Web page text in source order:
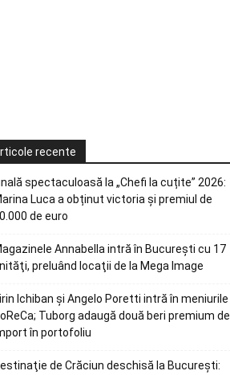
recente
spectaculoasă la „Chefi la cuțite” 2026:
Luca a obținut victoria și premiul de
de euro
Annabella intră în Bucureşti cu 17
preluând locaţii de la Mega Image
Ichiban și Angelo Poretti intră în meniurile
Tuborg adaugă două beri premium de
în portofoliu
de Crăciun deschisă la Bucureşti: